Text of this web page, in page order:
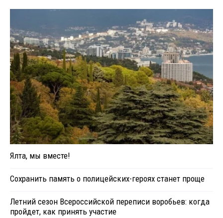
Ялта, мы вместе!
Сохранить память о полицейских-героях станет проще
Летний сезон Всероссийской переписи воробьев: когда
пройдет, как принять участие